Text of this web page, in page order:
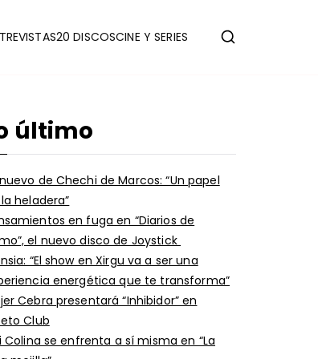
20 DISCOSCINE Y SERIES
último
de Chechi de Marcos: “Un papel
heladera”
en fuga en “Diarios de
el nuevo disco de Joystick
“El show en Xirgu va a ser una
energética que te transforma”
Cebra presentará “Inhibidor” en
Club
Colina se enfrenta a sí misma en “La